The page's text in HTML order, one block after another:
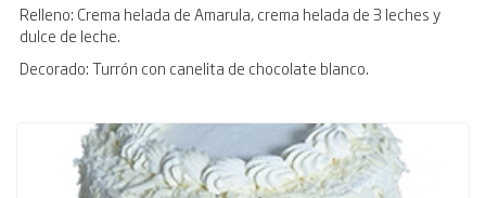
Relleno: Crema helada de Amarula, crema helada de 3 leches y
dulce de leche.
Decorado: Turrón con canelita de chocolate blanco.